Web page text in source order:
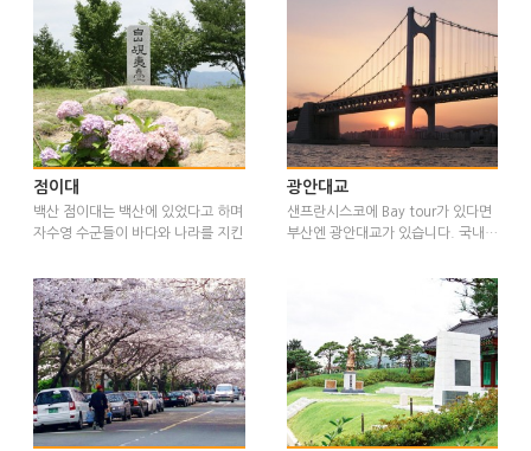
점이대
백산 점이대는 백산에 있었다고 하며
자수영 수군들이 바다와 나라를 지킨
광안대교
샌프란시스코에 Bay tour가 있다면
부산엔 광안대교가 있습니다. 국내…